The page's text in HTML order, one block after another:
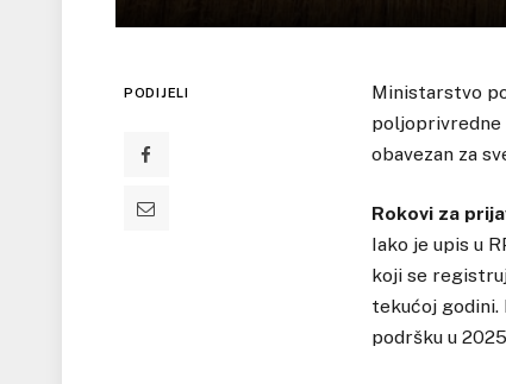
PODIJELI
Ministarstvo
poljoprivredne
obavezan za
Rokovi za
Iako je upis u
koji se
tekućoj godini.
podršku u